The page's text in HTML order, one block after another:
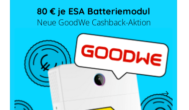
80 € je ESA Batteriemodul
Neue GoodWe Cashback-Aktion